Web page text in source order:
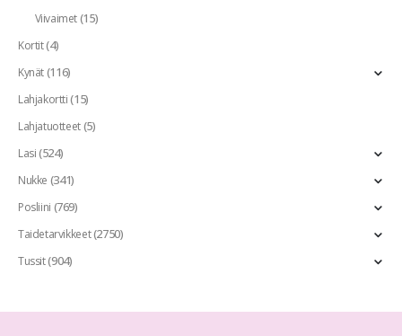
Viivaimet(15)
Kortit(4)
Kynät(116)
Lahjakortti(15)
Lahjatuotteet(5)
Lasi(524)
Nukke (341)
Posliini (769)
Taidetarvikkeet(2750)
Tussit(904)